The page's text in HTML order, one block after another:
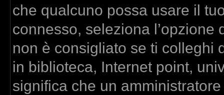
che qualcuno possa usare il
connesso, seleziona
non è consigliato se ti colleghi
in biblioteca, Internet point,
significa che un